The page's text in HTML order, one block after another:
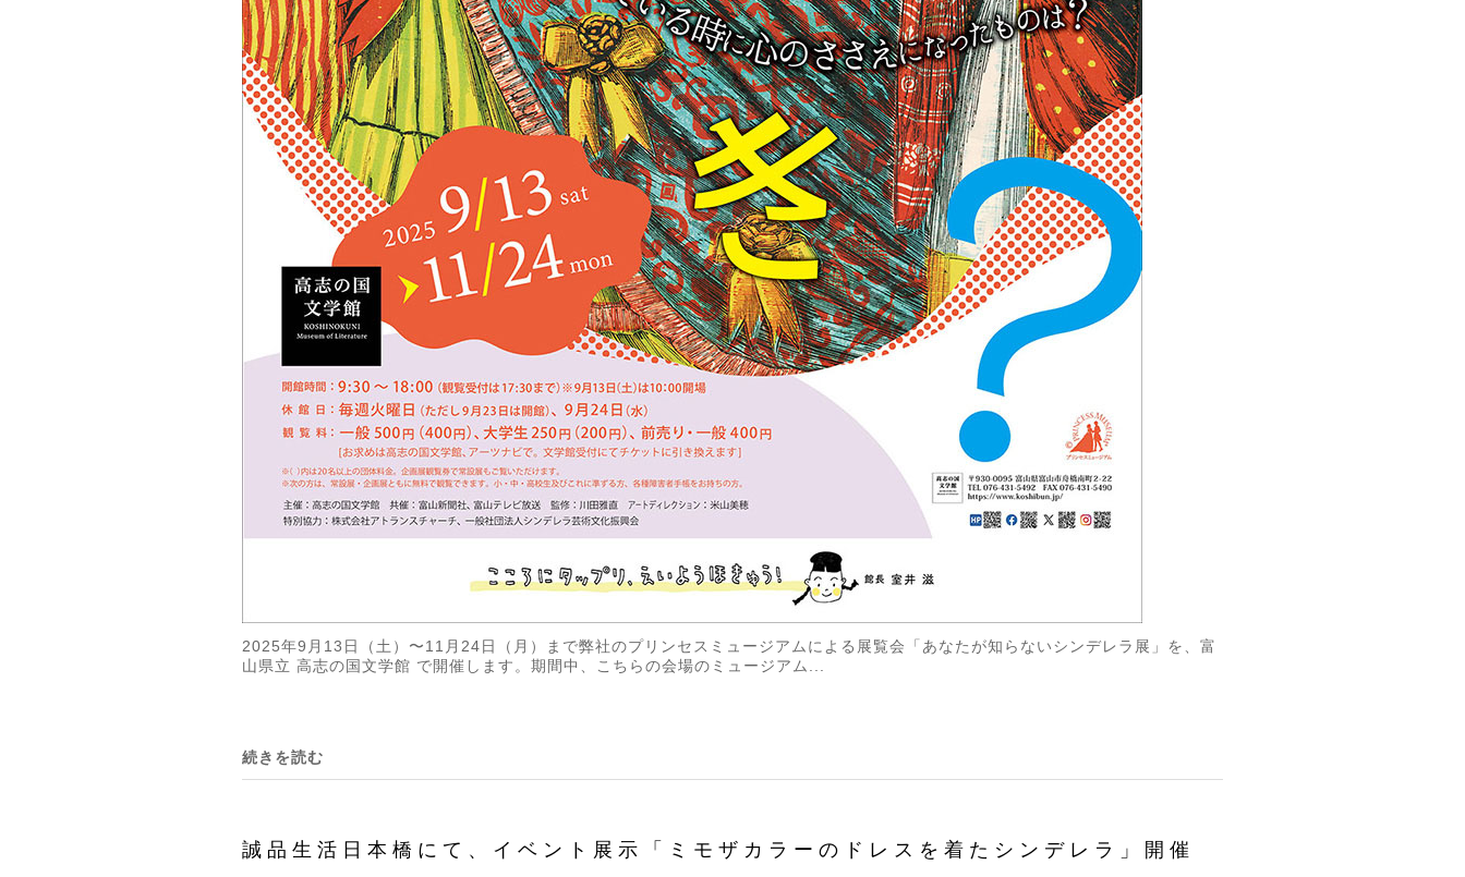
2025年9月13日（土）〜11月24日（月）まで弊社のプリンセスミュージアムによる展覧会「あなたが知らないシンデレラ展」を、富
山県立 高志の国文学館 で開催します。期間中、こちらの会場のミュージアム...
続きを読む
誠品生活日本橋にて、イベント展示「ミモザカラーのドレスを着たシンデレラ」開催